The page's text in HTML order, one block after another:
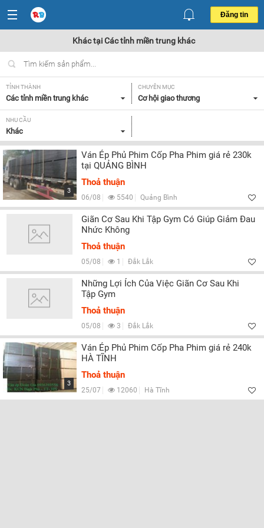
Đăng tin
Khác tại Các tỉnh miền trung khác
TỈNH THÀNH
Các tỉnh miền trung khác
CHUYÊN MỤC
Cơ hội giao thương
NHU CẦU
Khác
3
Ván Ép Phủ Phim Cốp Pha Phim giá rẻ 230k
tại QUẢNG BÌNH
Thoả thuận
06/08 5540 Quảng Bình
Giãn Cơ Sau Khi Tập Gym Có Giúp Giảm Đau
Nhức Không
Thoả thuận
05/08 1 Đắk Lắk
Những Lợi Ích Của Việc Giãn Cơ Sau Khi
Tập Gym
Thoả thuận
05/08 3 Đắk Lắk
3
Ván Ép Phủ Phim Cốp Pha Phim giá rẻ 240k
HÀ TĨNH
Thoả thuận
25/07 12060 Hà Tĩnh